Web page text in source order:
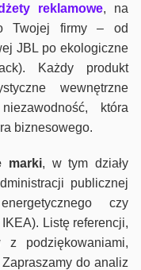
reklamowe, na
Twojej firmy – od
JBL po ekologiczne
Każdy produkt
wewnętrzne
która
biznesowego.
marki, w tym działy
publicznej
czy
Listę referencji,
podziękowaniami,
Zapraszamy do analiz